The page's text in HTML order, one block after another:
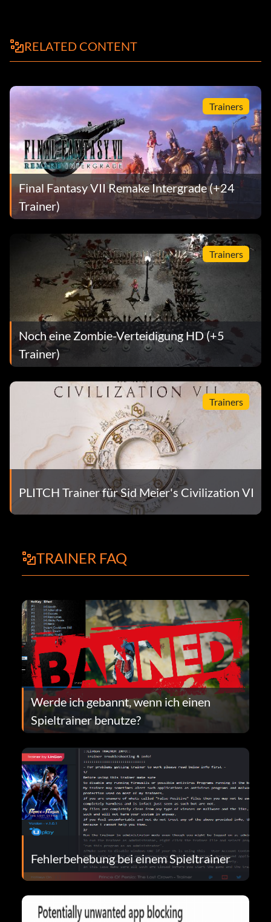
RELATED CONTENT
Trainers
Final Fantasy VII Remake Intergrade (+24
Trainer)
Trainers
Noch eine Zombie-Verteidigung HD (+5
Trainer)
Trainers
PLITCH Trainer für Sid Meier's Civilization VI
TRAINER FAQ
Werde ich gebannt, wenn ich einen
Spieltrainer benutze?
Fehlerbehebung bei einem Spieltrainer